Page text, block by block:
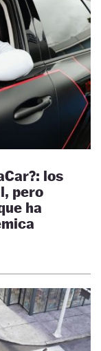
los
pero
ha